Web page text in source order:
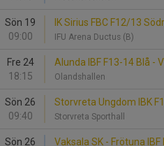
Sön 19
09:00
IK Sirius FBC F12/13
IFU Arena Ductus (B)
Fre 24
18:15
Alunda IBF F13-14 Blå -
Olandshallen
Sön 26
09:40
Storvreta Ungdom IBK
Storvreta Sporthall
Sön 26
Vaksala SK - Frötuna IBF